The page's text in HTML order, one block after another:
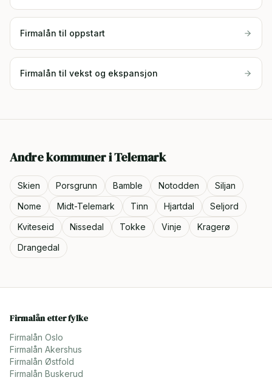
Firmalån til oppstart
Firmalån til vekst og ekspansjon
Andre kommuner iTelemark
Skien Porsgrunn Bamble Notodden
Siljan
Nome
Midt-Telemark Tinn Hjartdal
Seljord
Kviteseid
Nissedal Tokke Vinje
Kragerø
Drangedal
Firmalån etter fylke
Firmalån Oslo
Firmalån Akershus
Firmalån Østfold
Firmalån Buskerud